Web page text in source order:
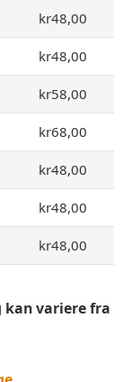
kr48,00
kr48,00
kr58,00
kr68,00
kr48,00
kr48,00
kr48,00
kan variere fra